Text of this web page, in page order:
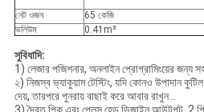
নেট ওজন
65 কেজি
ভলিউম
0.41m³
সুবিধাদি:
1) লেজার পজিশনার, অনলাইন প্রোগ্রামিংয়ের জন্য
২) নিজস্ব ভ্যাকুয়াম টেস্টিং, যদি কোনও উপাদান
দেয়, তারপরে পুনরায় বাছাই করে আবার রাখুন ..